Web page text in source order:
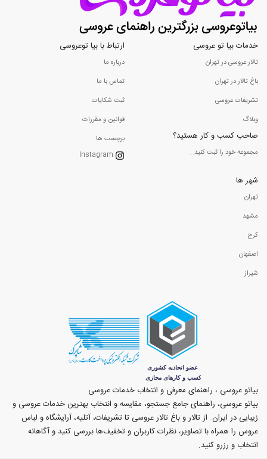
خدمات بیا تو عروسی
تالار عروسی در تهران
باغ تالار در تهران
تشریفات عروسی
وبلاگ
صاحب کسب و کار هستید؟
مجموعه خود را ثبت کنید...
ارتباط با بیا توعروسی
درباره ما
تماس با ما
ثبت شکایات
قوانین و مقررات
برچسب ها
Instagram
شهر ها
تهران
مشهد
کرج
اصفهان
شیراز
بیاتو عروسی ، راهنمای معرفی و انتخاب خدمات عروسی
بیاتو عروسی، راهنمای جامع جستجو، مقایسه و انتخاب بهترین خدمات عروسی و
زیبایی در ایران. از تالار و باغ تالار عروسی تا تشریفات، آتلیه، آرایشگاه و لباس
عروس را همراه با تصاویر، نظرات کاربران و تخفیف‌ها بررسی کنید و آگاهانه
انتخاب و رزرو کنید.